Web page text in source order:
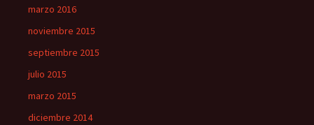
marzo 2016
noviembre 2015
septiembre 2015
julio 2015
marzo 2015
diciembre 2014